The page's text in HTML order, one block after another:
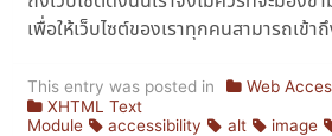
เพื่อให้เว็บไซต์ของเราทุกคนสามารถเข้า
This entry was posted in Web
XHTML Text
Module
accessibility alt image